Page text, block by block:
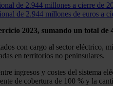
de 2.944 millones a cierre de
de 2.944 millones de euros a
2023, sumando un total
con cargo al sector eléctrico,
en territorios no peninsulares.
ingresos y costes del
de cobertura de 100 % y la